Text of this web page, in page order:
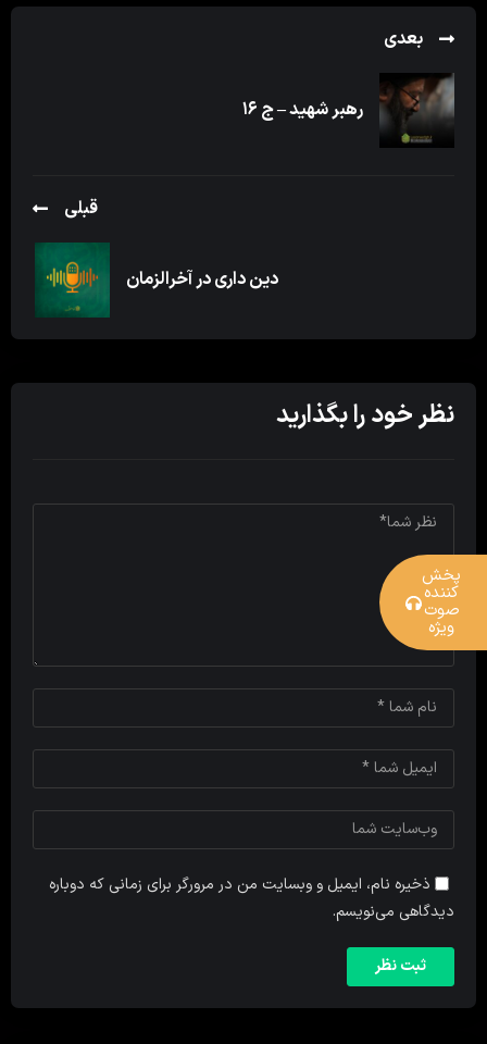
بعدی
رهبر شهید – ج ۱۶
قبلی
دین داری در آخرالزمان
نظر خود را بگذارید
ذخیره نام، ایمیل و وبسایت من در مرورگر برای زمانی که دوباره
دیدگاهی می‌نویسم.
پخش
کننده
صوت
ویژه